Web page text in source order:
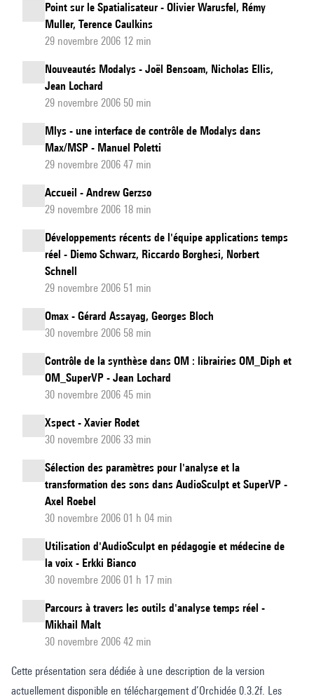
Point sur le Spatialisateur - Olivier Warusfel, Rémy
Muller, Terence Caulkins
29 novembre 2006 12 min
Nouveautés Modalys - Joël Bensoam, Nicholas Ellis,
Jean Lochard
29 novembre 2006 50 min
Mlys - une interface de contrôle de Modalys dans
Max/MSP - Manuel Poletti
29 novembre 2006 47 min
Accueil - Andrew Gerzso
29 novembre 2006 18 min
Développements récents de l'équipe applications temps
réel - Diemo Schwarz, Riccardo Borghesi, Norbert
Schnell
29 novembre 2006 51 min
Omax - Gérard Assayag, Georges Bloch
30 novembre 2006 58 min
Contrôle de la synthèse dans OM : librairies OM_Diph et
OM_SuperVP - Jean Lochard
30 novembre 2006 45 min
Xspect - Xavier Rodet
30 novembre 2006 33 min
Sélection des paramètres pour l'analyse et la
transformation des sons dans AudioSculpt et SuperVP -
Axel Roebel
30 novembre 2006 01 h 04 min
Utilisation d'AudioSculpt en pédagogie et médecine de
la voix - Erkki Bianco
30 novembre 2006 01 h 17 min
Parcours à travers les outils d'analyse temps réel -
Mikhail Malt
30 novembre 2006 42 min
Cette présentation sera dédiée à une description de la version
actuellement disponible en téléchargement d’Orchidée 0.3.2f. Les